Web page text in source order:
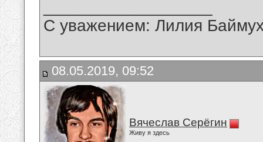
С уважением: Лилия
08.05.2019, 09:52
Вячеслав Серёгин
Живу я здесь